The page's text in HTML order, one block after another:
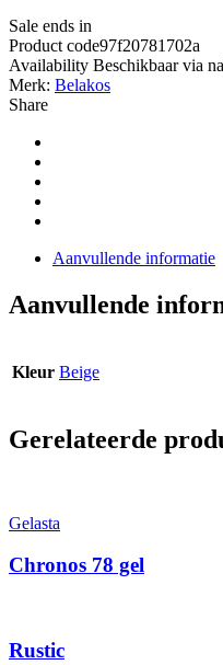
Sale ends in
Product code97f20781702a
Availability Beschikbaar via
Merk: Belakos
Share
Aanvullende informatie
Aanvullende
Kleur Beige
Gerelateerde
Gelasta
Chronos 78 gel
Rustic